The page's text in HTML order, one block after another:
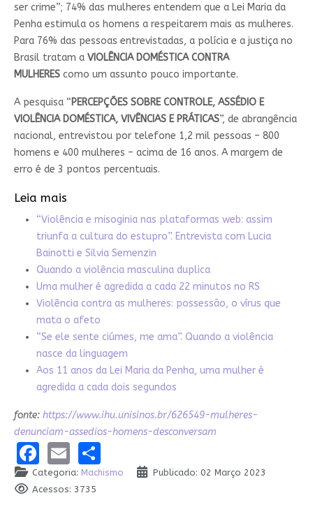
ser crime”; 74% das mulheres entendem que a Lei Maria da
Penha estimula os homens a respeitarem mais as mulheres.
Para 76% das pessoas entrevistadas, a polícia e a justiça no
Brasil tratam a VIOLÊNCIA DOMÉSTICA CONTRA
MULHEREScomo um assunto pouco importante.
A pesquisa “PERCEPÇÕES SOBRE CONTROLE, ASSÉDIO E
VIOLÊNCIA DOMÉSTICA, VIVÊNCIAS E PRÁTICAS”, de abrangência
nacional, entrevistou por telefone 1,2 mil pessoas – 800
homens e 400 mulheres – acima de 16 anos. A margem de
erro é de 3 pontos percentuais.
Leia mais
“Violência e misoginia nas plataformas web: assim
triunfa a cultura do estupro”. Entrevista com Lucia
Bainotti e Silvia Semenzin
Quando a violência masculina duplica
Uma mulher é agredida a cada 22 minutos no RS
Violência contra as mulheres: possessão, o vírus que
mata o afeto
“Se ele sente ciúmes, me ama”. Quando a violência
nasce da linguagem
Aos 11 anos da Lei Maria da Penha, uma mulher é
agredida a cada dois segundos
fonte: https://www.ihu.unisinos.br/626549-mulheres-
denunciam-assedios-homens-desconversam
Facebook
EmailShare
Categoria: Machismo
Publicado: 02 Março 2023
Acessos: 3735